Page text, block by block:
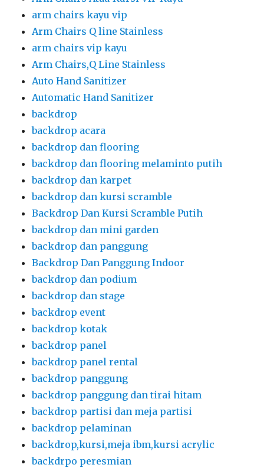
arm chairs kayu vip
Arm Chairs Q line Stainless
arm chairs vip kayu
Arm Chairs,Q Line Stainless
Auto Hand Sanitizer
Automatic Hand Sanitizer
backdrop
backdrop acara
backdrop dan flooring
backdrop dan flooring melaminto putih
backdrop dan karpet
backdrop dan kursi scramble
Backdrop Dan Kursi Scramble Putih
backdrop dan mini garden
backdrop dan panggung
Backdrop Dan Panggung Indoor
backdrop dan podium
backdrop dan stage
backdrop event
backdrop kotak
backdrop panel
backdrop panel rental
backdrop panggung
backdrop panggung dan tirai hitam
backdrop partisi dan meja partisi
backdrop pelaminan
backdrop,kursi,meja ibm,kursi acrylic
backdrpo peresmian